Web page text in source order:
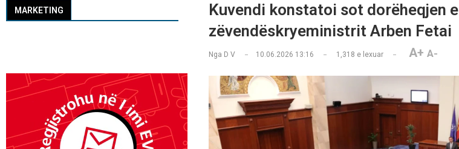
Kuvendi konstatoi sot dorëheqjen e
zëvendëskryeministrit Arben Fetai
Nga D V 10.06.2026 13:16 1,318 e lexuar A+ A-
MARKETING